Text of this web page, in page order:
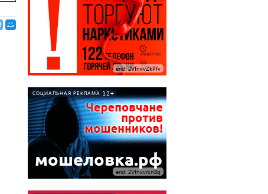
erid: 2VfnxvZkPfv
СОЦИАЛЬНАЯ РЕКЛАМА 12+
erid: 2Vfnxvrcn8q